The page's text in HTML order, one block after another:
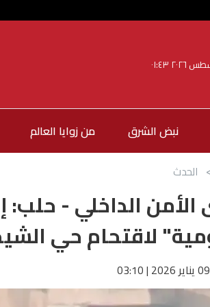
نبض الشرق من زوايا العالم
الحدث
الداخلي -
لاقتحام حي